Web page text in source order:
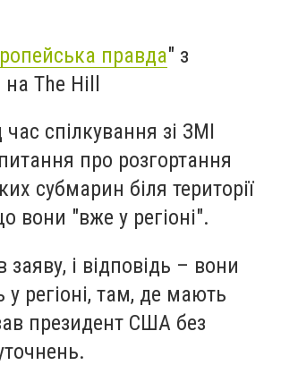
правда" з
The Hill
спілкування зі ЗМІ
про розгортання
субмарин біля території
вони "вже у регіоні".
і відповідь – вони
у регіоні, там, де мають
президент США без